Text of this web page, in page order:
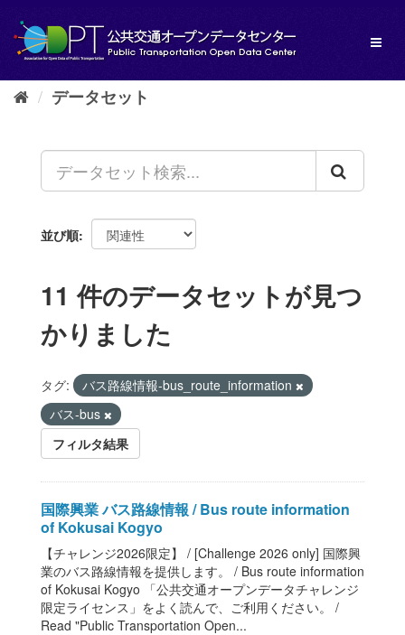
し
データセット
並び順
11 件のデータセットが見つ
かりました
タグ:
バス路線情報-bus_route_information
バス-bus
フィルタ結果
国際興業 バス路線情報 / Bus route information
of Kokusai Kogyo
【チャレンジ2026限定】 / [Challenge 2026 only] 国際興
業のバス路線情報を提供します。 / Bus route information
of Kokusai Kogyo 「公共交通オープンデータチャレンジ
限定ライセンス」をよく読んで、ご利用ください。 /
Read "Public Transportation Open...